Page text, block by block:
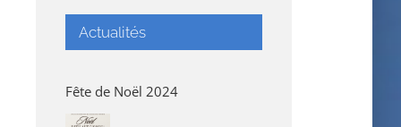
Actualités
Fête de Noël 2024